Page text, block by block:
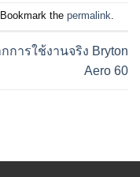
the permalink.
การใช้งานจริง Bryton
Aero 60